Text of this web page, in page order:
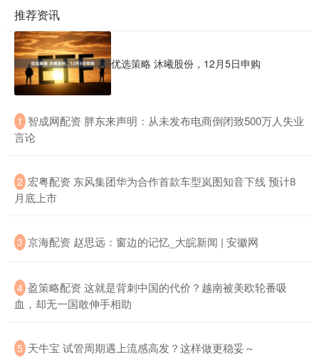
推荐资讯
优选策略 沐曦股份，12月5日申购
1 ​智成网配资 胖东来声明：从未发布电商倒闭致500万人失业
言论
2 ​宏粤配资 东风集团华为合作首款车型岚图知音下线 预计8
月底上市
3 ​京海配资 赵思远：窗边的记忆_大皖新闻 | 安徽网
4 ​盈策略配资 这就是背刺中国的代价？越南被美欧轮番吸
血，却无一国敢伸手相助
5 ​天牛宝 试管周期遇上流感高发？这样做更稳妥～